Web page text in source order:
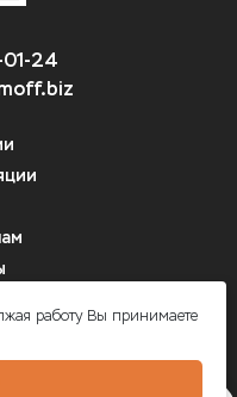
24
автомобилей
работу Вы принимаете